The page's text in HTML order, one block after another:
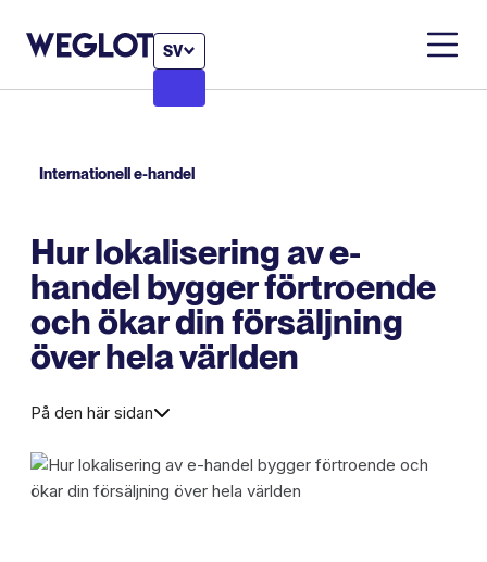
SV
Internationell e-handel
Hur lokalisering av e-
handel bygger förtroende
och ökar din försäljning
över hela världen
På den här sidan